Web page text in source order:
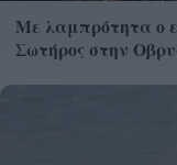
Με λαμπρότητα ο
Σωτήρος στην